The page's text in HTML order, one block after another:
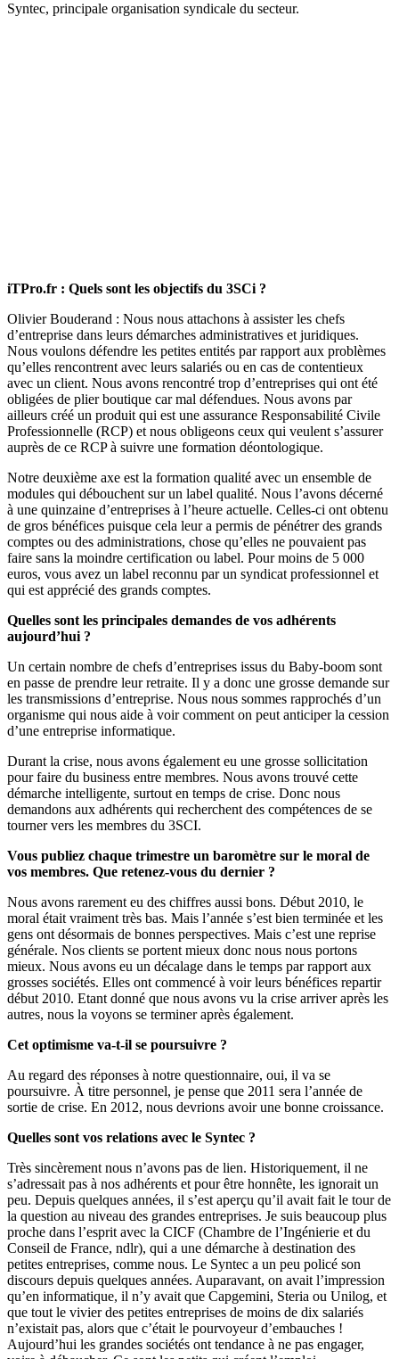
Syntec, principale organisation syndicale du secteur.
iTPro.fr : Quels sont les objectifs du 3SCi ?
Olivier Bouderand : Nous nous attachons à assister les chefs
d’entreprise dans leurs démarches administratives et juridiques.
Nous voulons défendre les petites entités par rapport aux problèmes
qu’elles rencontrent avec leurs salariés ou en cas de contentieux
avec un client. Nous avons rencontré trop d’entreprises qui ont été
obligées de plier boutique car mal défendues. Nous avons par
ailleurs créé un produit qui est une assurance Responsabilité Civile
Professionnelle (RCP) et nous obligeons ceux qui veulent s’assurer
auprès de ce RCP à suivre une formation déontologique.
Notre deuxième axe est la formation qualité avec un ensemble de
modules qui débouchent sur un label qualité. Nous l’avons décerné
à une quinzaine d’entreprises à l’heure actuelle. Celles-ci ont obtenu
de gros bénéfices puisque cela leur a permis de pénétrer des grands
comptes ou des administrations, chose qu’elles ne pouvaient pas
faire sans la moindre certification ou label. Pour moins de 5 000
euros, vous avez un label reconnu par un syndicat professionnel et
qui est apprécié des grands comptes.
Quelles sont les principales demandes de vos adhérents
aujourd’hui ?
Un certain nombre de chefs d’entreprises issus du Baby-boom sont
en passe de prendre leur retraite. Il y a donc une grosse demande sur
les transmissions d’entreprise. Nous nous sommes rapprochés d’un
organisme qui nous aide à voir comment on peut anticiper la cession
d’une entreprise informatique.
Durant la crise, nous avons également eu une grosse sollicitation
pour faire du business entre membres. Nous avons trouvé cette
démarche intelligente, surtout en temps de crise. Donc nous
demandons aux adhérents qui recherchent des compétences de se
tourner vers les membres du 3SCI.
Vous publiez chaque trimestre un baromètre sur le moral de
vos membres. Que retenez-vous du dernier ?
Nous avons rarement eu des chiffres aussi bons. Début 2010, le
moral était vraiment très bas. Mais l’année s’est bien terminée et les
gens ont désormais de bonnes perspectives. Mais c’est une reprise
générale. Nos clients se portent mieux donc nous nous portons
mieux. Nous avons eu un décalage dans le temps par rapport aux
grosses sociétés. Elles ont commencé à voir leurs bénéfices repartir
début 2010. Etant donné que nous avons vu la crise arriver après les
autres, nous la voyons se terminer après également.
Cet optimisme va-t-il se poursuivre ?
Au regard des réponses à notre questionnaire, oui, il va se
poursuivre. À titre personnel, je pense que 2011 sera l’année de
sortie de crise. En 2012, nous devrions avoir une bonne croissance.
Quelles sont vos relations avec le Syntec ?
Très sincèrement nous n’avons pas de lien. Historiquement, il ne
s’adressait pas à nos adhérents et pour être honnête, les ignorait un
peu. Depuis quelques années, il s’est aperçu qu’il avait fait le tour de
la question au niveau des grandes entreprises. Je suis beaucoup plus
proche dans l’esprit avec la CICF (Chambre de l’Ingénierie et du
Conseil de France, ndlr), qui a une démarche à destination des
petites entreprises, comme nous. Le Syntec a un peu policé son
discours depuis quelques années. Auparavant, on avait l’impression
qu’en informatique, il n’y avait que Capgemini, Steria ou Unilog, et
que tout le vivier des petites entreprises de moins de dix salariés
n’existait pas, alors que c’était le pourvoyeur d’embauches !
Aujourd’hui les grandes sociétés ont tendance à ne pas engager,